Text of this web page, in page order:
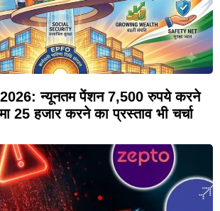
न्यूनतम पेंशन 7,500 रुपये करने
25 हजार करने का प्रस्ताव भी चर्चा